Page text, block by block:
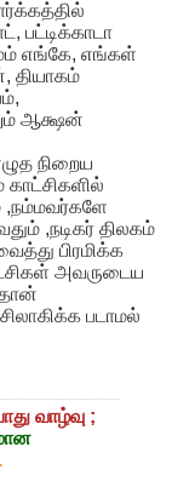
பட்டிக்காடா
எங்கே, எங்கள்
தியாகம்
ஆக்ஷன்
நிறைய
காட்சிகளில்
,நம்மவர்களே
,நடிகர் திலகம்
பிரமிக்க
அவருடைய
தான்
படாமல்
வாழ்வு ;